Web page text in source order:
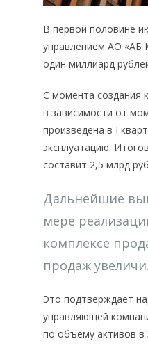
В первой половине
управлением АО «АБ
один миллиард
С момента создания
в зависимости от
произведена в I
эксплуатацию.
составит 2,5 млрд
Дальнейшие
мере
комплексе
продаж
Это подтверждает
управляющей
по объему активов